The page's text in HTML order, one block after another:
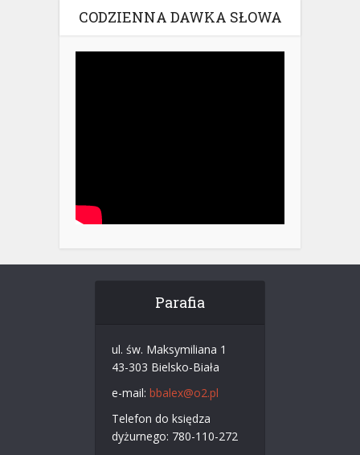
CODZIENNA DAWKA SŁOWA
Parafia
ul. św. Maksymiliana 1
43-303 Bielsko-Biała
e-mail: bbalex@o2.pl
Telefon do księdza
dyżurnego: 780-110-272